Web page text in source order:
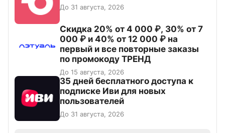
До 31 августа, 2026
Скидка 20% от 4 000 ₽, 30% от 7
000 ₽ и 40% от 12 000 ₽ на
первый и все повторные заказы
по промокоду ТРЕНД
До 15 августа, 2026
35 дней бесплатного доступа к
подписке Иви для новых
пользователей
До 31 августа, 2026